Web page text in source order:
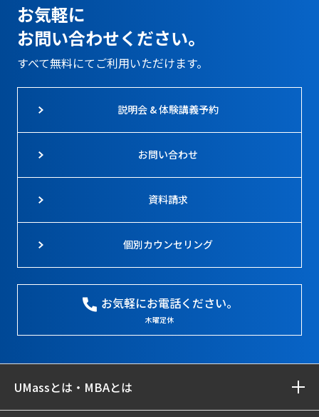
お気軽に
お問い合わせください。
すべて無料にてご利用いただけます。
説明会 & 体験講義予約
お問い合わせ
資料請求
個別カウンセリング
お気軽にお電話ください。
木曜定休
UMassとは・MBAとは